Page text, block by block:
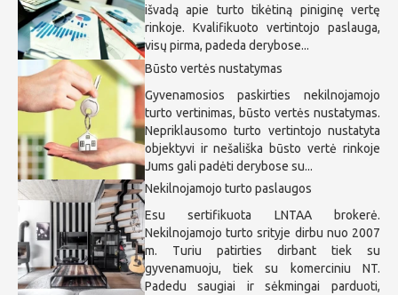
išvadą apie turto tikėtiną piniginę vertę
rinkoje. Kvalifikuoto vertintojo paslauga,
visų pirma, padeda derybose...
Būsto vertės nustatymas
Gyvenamosios paskirties nekilnojamojo
turto vertinimas, būsto vertės nustatymas.
Nepriklausomo turto vertintojo nustatyta
objektyvi ir nešališka būsto vertė rinkoje
Jums gali padėti derybose su...
Nekilnojamojo turto paslaugos
Esu sertifikuota LNTAA brokerė.
Nekilnojamojo turto srityje dirbu nuo 2007
m. Turiu patirties dirbant tiek su
gyvenamuoju, tiek su komerciniu NT.
Padedu saugiai ir sėkmingai parduoti,